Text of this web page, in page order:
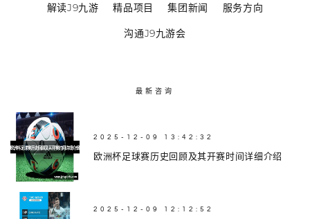
解读J9九游 精品项目 集团新闻 服务方向
沟通J9九游会
最新咨询
2025-12-09 13:42:32
欧洲杯足球赛历史回顾及其开赛时间详细介绍
2025-12-09 12:12:52